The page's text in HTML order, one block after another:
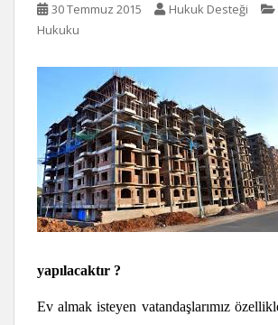
30 Temmuz 2015 Hukuk Desteği
Hukuku
yapılacaktır ?
Ev almak isteyen vatandaşlarımız